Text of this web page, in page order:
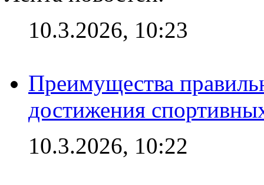
10.3.2026, 10:23
Преимущества
достижения
10.3.2026, 10:22